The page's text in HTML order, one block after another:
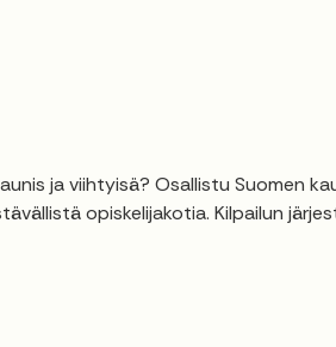
ja viihtyisä? Osallistu Suomen
opiskelijakotia. Kilpailun